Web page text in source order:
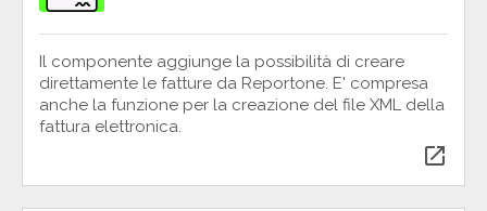
Il componente aggiunge la possibilità di creare
direttamente le fatture da Reportone. E' compresa
anche la funzione per la creazione del file XML della
fattura elettronica.
open_in_new